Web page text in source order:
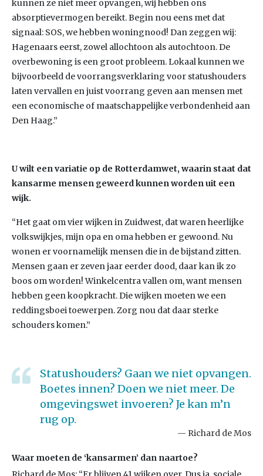
kunnen ze niet meer opvangen, wij hebben ons
absorptievermogen bereikt. Begin nou eens met dat
signaal: SOS, we hebben woningnood! Dan zeggen wij:
Hagenaars eerst, zowel allochtoon als autochtoon. De
overbewoning is een groot probleem. Lokaal kunnen we
bijvoorbeeld de voorrangsverklaring voor statushouders
laten vervallen en juist voorrang geven aan mensen met
een economische of maatschappelijke verbondenheid aan
Den Haag.”
U wilt een variatie op de Rotterdamwet, waarin staat dat
kansarme mensen geweerd kunnen worden uit een
wijk.
“Het gaat om vier wijken in Zuidwest, dat waren heerlijke
volkswijkjes, mijn opa en oma hebben er gewoond. Nu
wonen er voornamelijk mensen die in de bijstand zitten.
Mensen gaan er zeven jaar eerder dood, daar kan ik zo
boos om worden! Winkelcentra vallen om, want mensen
hebben geen koopkracht. Die wijken moeten we een
reddingsboei toewerpen. Zorg nou dat daar sterke
schouders komen.”
Statushouders? Gaan we niet opvangen.
Boetes innen? Doen we niet meer. De
omgevingswet invoeren? Je kan m’n
rug op.
Richard de Mos
Waar moeten de ‘kansarmen’ dan naartoe?